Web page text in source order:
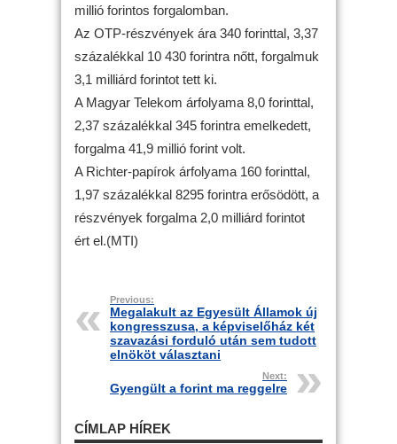
millió forintos forgalomban.
Az OTP-részvények ára 340 forinttal, 3,37
százalékkal 10 430 forintra nőtt, forgalmuk
3,1 milliárd forintot tett ki.
A Magyar Telekom árfolyama 8,0 forinttal,
2,37 százalékkal 345 forintra emelkedett,
forgalma 41,9 millió forint volt.
A Richter-papírok árfolyama 160 forinttal,
1,97 százalékkal 8295 forintra erősödött, a
részvények forgalma 2,0 milliárd forintot
ért el.(MTI)
Previous:
Megalakult az Egyesült Államok új
kongresszusa, a képviselőház két
szavazási forduló után sem tudott
elnököt választani
Next:
Gyengült a forint ma reggelre
CÍMLAP HÍREK